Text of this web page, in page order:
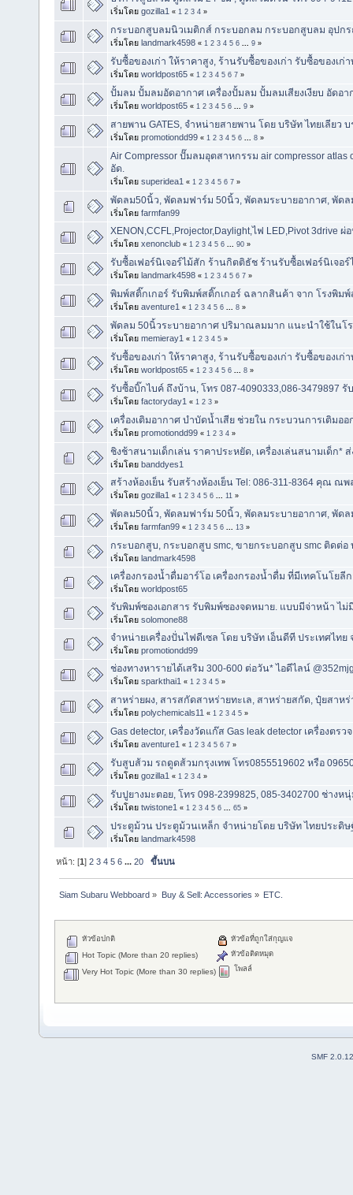
เริ่มโดย gozilla1 « 1 2 3 4 »
กระบอกสูบลมนิวเมติกส์ กระบอกลม กระบอกสูบลม อุปก
เริ่มโดย landmark4598 « 1 2 3 4 5 6 9 »
รับซื้อของเก่า ให้ราคาสูง, ร้านรับซื้อของเก่า รับซื้อของเก่
เริ่มโดย worldpost65 « 1 2 3 4 5 6 7 »
ปั้มลม ปั้มลมอัดอากาศ เครื่องปั้มลม ปั้มลมเสียงเงียบ อัดอ
เริ่มโดย worldpost65 « 1 2 3 4 5 6 9 »
สายพาน GATES, จำหน่ายสายพาน โดย บริษัท ไทยเลียว
เริ่มโดย promotiondd99 « 1 2 3 4 5 6 8 »
Air Compressor ปั๊มลมอุตสาหกรรม air compressor
อัด.
เริ่มโดย superidea1 « 1 2 3 4 5 6 7 »
พัดลม50นิ้ว, พัดลมฟาร์ม 50นิ้ว, พัดลมระบายอากาศ, พัด
เริ่มโดย farmfan99
XENON,CCFL,Projector,Daylight,ไฟ LED,Pivot 3drive ผ่
เริ่มโดย xenonclub « 1 2 3 4 5 6 90 »
รับซื้อเฟอร์นิเจอร์ไม้สัก ร้านกิตติธัช ร้านรับซื้อเฟอร์นิเจอร์
เริ่มโดย landmark4598 « 1 2 3 4 5 6 7 »
พิมพ์สติ๊กเกอร์ รับพิมพ์สติ๊กเกอร์ ฉลากสินค้า จาก โรงพิมพ์
เริ่มโดย aventure1 « 1 2 3 4 5 6 8 »
พัดลม 50นิ้วระบายอากาศ ปริมาณลมมาก แนะนำใช้ในโ
เริ่มโดย memieray1 « 1 2 3 4 5 »
รับซื้อของเก่า ให้ราคาสูง, ร้านรับซื้อของเก่า รับซื้อของเก่
เริ่มโดย worldpost65 « 1 2 3 4 5 6 8 »
รับซื้อบิ๊กไบค์ ถึงบ้าน, ‎โทร 087-4090333,086-3479897
เริ่มโดย factoryday1 « 1 2 3 »
เครื่องเติมอากาศ บำบัดน้ำเสีย ช่วยใน กระบวนการเติมอ
เริ่มโดย promotiondd99 « 1 2 3 4 »
ชิงช้าสนามเด็กเล่น ราคาประหยัด, เครื่องเล่นสนามเด็ก*
เริ่มโดย banddyes1
สร้างห้องเย็น รับสร้างห้องเย็น Tel: 086-311-8364 คุณ ณพ
เริ่มโดย gozilla1 « 1 2 3 4 5 6 11 »
พัดลม50นิ้ว, พัดลมฟาร์ม 50นิ้ว, พัดลมระบายอากาศ, พัด
เริ่มโดย farmfan99 « 1 2 3 4 5 6 13 »
กระบอกสูบ, กระบอกสูบ smc, ขายกระบอกสูบ smc ติดต่
เริ่มโดย landmark4598
เครื่องกรองน้ำดื่มอาร์โอ เครื่องกรองน้ำดื่ม ที่มีเทคโนโย
เริ่มโดย worldpost65
รับพิมพ์ซองเอกสาร รับพิมพ์ซองจดหมาย. แบบมีจ่าหน้า ไ
เริ่มโดย solomone88
จำหน่ายเครื่องปั่นไฟดีเซล โดย บริษัท เอ็นดีที ประเทศไทย
เริ่มโดย promotiondd99
ช่องทางหารายได้เสริม 300-600 ต่อวัน* ไอดีไลน์
เริ่มโดย sparkthai1 « 1 2 3 4 5 »
สาหร่ายผง, สารสกัดสาหร่ายทะเล, สาหร่ายสกัด, ปุ๋ยสาหร่
เริ่มโดย polychemicals11 « 1 2 3 4 5 »
Gas detector, เครื่องวัดแก๊ส Gas leak detector เครื่องตรว
เริ่มโดย aventure1 « 1 2 3 4 5 6 7 »
รับสูบส้วม รถดูดส้วมกรุงเทพ โทร0855519602 หรือ
เริ่มโดย gozilla1 « 1 2 3 4 »
รับปูยางมะตอย, โทร 098-2399825, 085-3402700 ช่างห
เริ่มโดย twistone1 « 1 2 3 4 5 6 65 »
ประตูม้วน ประตูม้วนเหล็ก จำหน่ายโดย บริษัท ไทยประดิษ
เริ่มโดย landmark4598
หน้า: [1]2 3 4 5 6 ...20 ขึ้นบน
Siam Subaru Webboard » Buy & Sell: Accessories » ETC.
หัวข้อปกติ
Hot Topic (More than 20 replies)
Very Hot Topic (More than 30 replies)
หัวข้อที่ถูกใส่กุญแจ
หัวข้อติดหมุด
โพลล์
SMF 2.0.12